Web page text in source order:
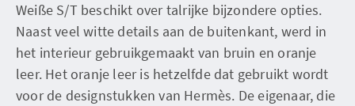
Weiße S/T beschikt over talrijke bijzondere opties.
Naast veel witte details aan de buitenkant, werd in
het interieur gebruikgemaakt van bruin en oranje
leer. Het oranje leer is hetzelfde dat gebruikt wordt
voor de designstukken van Hermès. De eigenaar, die